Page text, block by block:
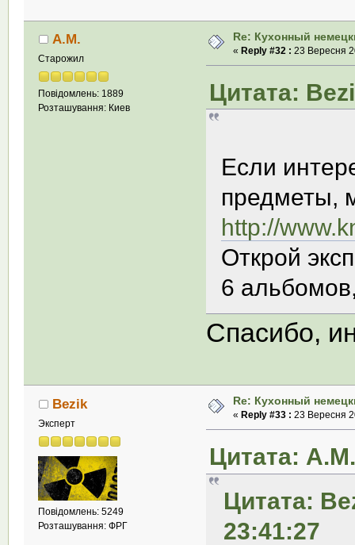
А.М.
Старожил
Повідомлень: 1889
Розташування: Киев
Re: Кухонный
« Reply #32 : 23 Вересня
Цитата:
Если
предметы,
http://
Открой
6
Спасибо,
Bezik
Эксперт
Повідомлень: 5249
Розташування: ФРГ
Re: Кухонный
« Reply #33 : 23 Вересня
Цитата:
Цитата:
23:41:27